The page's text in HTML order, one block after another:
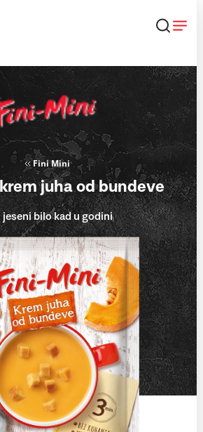
Fini Mini
juha od bundeve
jeseni bilo kad u godini